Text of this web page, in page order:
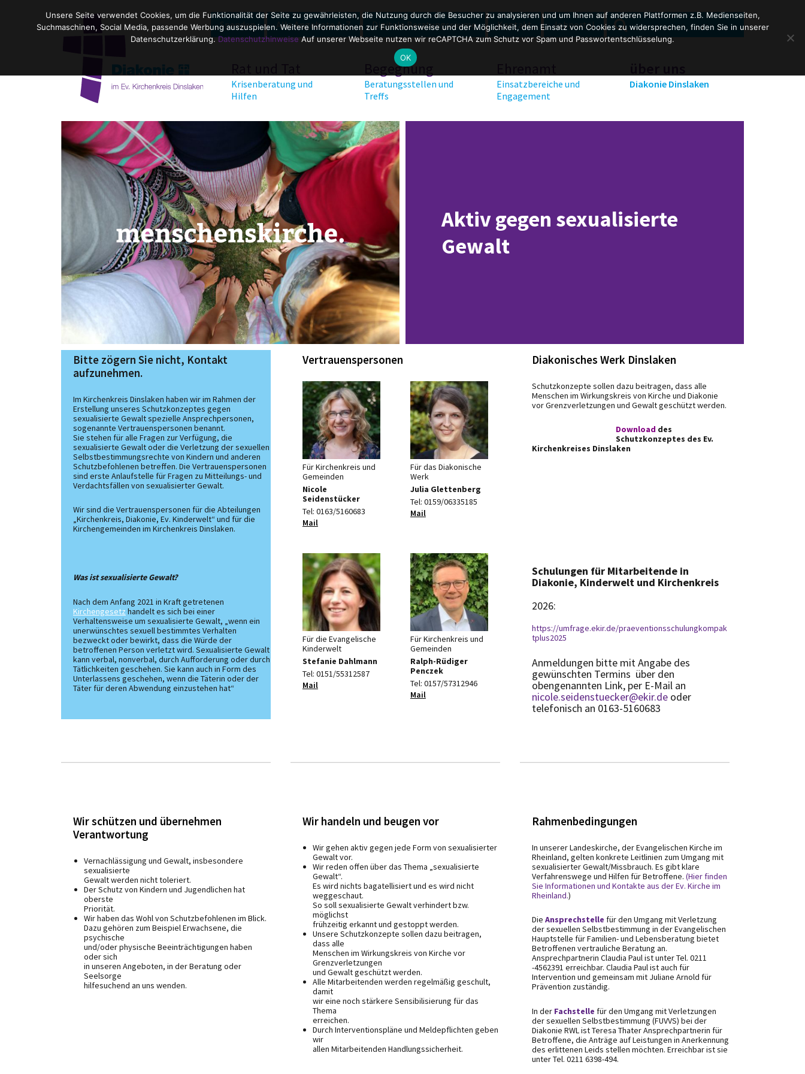
Krisenberatung und
Hilfen
Begegnung
Beratungsstellen und
Treffs
Einsatzbereiche und
Engagement
Diakonie Dinslaken
Spenden Alle Angebote A-Z Digitale Beratungsräume Kontakt Jobportal
Search
for:
SEARCH
Aktiv gegen sexualisierte
Gewalt
Bitte zögern Sie nicht, Kontakt
aufzunehmen.
Im Kirchenkreis Dinslaken haben wir im Rahmen der
Erstellung unseres Schutzkonzeptes gegen
sexualisierte Gewalt spezielle Ansprechpersonen,
sogenannte Vertrauenspersonen benannt.
Sie stehen für alle Fragen zur Verfügung, die
sexualisierte Gewalt oder die Verletzung der sexuellen
Selbstbestimmungsrechte von Kindern und anderen
Schutzbefohlenen betreffen. Die Vertrauenspersonen
sind erste Anlaufstelle für Fragen zu Mitteilungs- und
Verdachtsfällen von sexualisierter Gewalt.
Wir sind die Vertrauenspersonen für die Abteilungen
„Kirchenkreis, Diakonie, Ev. Kinderwelt“ und für die
Kirchengemeinden im Kirchenkreis Dinslaken.
Was ist sexualisierte Gewalt?
Nach dem Anfang 2021 in Kraft getretenen
Kirchengesetz handelt es sich bei einer
Verhaltensweise um sexualisierte Gewalt, „wenn ein
unerwünschtes sexuell bestimmtes Verhalten
bezweckt oder bewirkt, dass die Würde der
betroffenen Person verletzt wird. Sexualisierte Gewalt
kann verbal, nonverbal, durch Aufforderung oder durch
Tätlichkeiten geschehen. Sie kann auch in Form des
Unterlassens geschehen, wenn die Täterin oder der
Täter für deren Abwendung einzustehen hat“
Vertrauenspersonen
Für Kirchenkreis und
Gemeinden
Nicole
Seidenstücker
Tel: 0163/5160683
Mail
Für das Diakonische
Werk
Julia Glettenberg
Tel: 0159/06335185
Mail
Für die Evangelische
Kinderwelt
Stefanie Dahlmann
Tel: 0151/55312587
Mail
Für Kirchenkreis und
Gemeinden
Ralph-Rüdiger
Penczek
Tel: 0157/57312946
Mail
Diakonisches Werk Dinslaken
Schutzkonzepte sollen dazu beitragen, dass alle
Menschen im Wirkungskreis von Kirche und Diakonie
vor Grenzverletzungen und Gewalt geschützt werden.
Download des
Schutzkonzeptes des Ev.
Kirchenkreises Dinslaken
Schulungen für Mitarbeitende in
Diakonie, Kinderwelt und Kirchenkreis
2026:
https://umfrage.ekir.de/praeventionsschulungkompak
tplus2025
Anmeldungen bitte mit Angabe des
gewünschten Termins über den
obengenannten Link, per E-Mail an
nicole.seidenstuecker@ekir.deoder
telefonisch an 0163-5160683
Wir schützen und übernehmen
Verantwortung
Vernachlässigung und Gewalt, insbesondere
sexualisierte
Gewalt werden nicht toleriert.
Der Schutz von Kindern und Jugendlichen hat
oberste
Priorität.
Wir haben das Wohl von Schutzbefohlenen im Blick.
Dazu gehören zum Beispiel Erwachsene, die
psychische
und/oder physische Beeinträchtigungen haben
oder sich
in unseren Angeboten, in der Beratung oder
Seelsorge
hilfesuchend an uns wenden.
Wir handeln und beugen vor
Wir gehen aktiv gegen jede Form von sexualisierter
Gewalt vor.
Wir reden offen über das Thema „sexualisierte
Gewalt“.
Es wird nichts bagatellisiert und es wird nicht
weggeschaut.
So soll sexualisierte Gewalt verhindert bzw.
möglichst
frühzeitig erkannt und gestoppt werden.
Unsere Schutzkonzepte sollen dazu beitragen,
dass alle
Menschen im Wirkungskreis von Kirche vor
Grenzverletzungen
und Gewalt geschützt werden.
Alle Mitarbeitenden werden regelmäßig geschult,
damit
wir eine noch stärkere Sensibilisierung für das
Thema
erreichen.
Durch Interventionspläne und Meldepflichten geben
wir
allen Mitarbeitenden Handlungssicherheit.
Rahmenbedingungen
In unserer Landeskirche, der Evangelischen Kirche im
Rheinland, gelten konkrete Leitlinien zum Umgang mit
sexualisierter Gewalt/Missbrauch. Es gibt klare
Verfahrenswege und Hilfen für Betroffene. (Hier finden
Sie Informationen und Kontakte aus der Ev. Kirche im
Rheinland.)
Die Ansprechstelle für den Umgang mit Verletzung
der sexuellen Selbstbestimmung in der Evangelischen
Hauptstelle für Familien- und Lebensberatung bietet
Betroffenen vertrauliche Beratung an.
Ansprechpartnerin Claudia Paul ist unter Tel. 0211
-4562391 erreichbar. Claudia Paul ist auch für
Intervention und gemeinsam mit Juliane Arnold für
Prävention zuständig.
In der Fachstelle für den Umgang mit Verletzungen
der sexuellen Selbstbestimmung (FUVVS) bei der
Diakonie RWL ist Teresa Thater Ansprechpartnerin für
Betroffene, die Anträge auf Leistungen in Anerkennung
des erlittenen Leids stellen möchten. Erreichbar ist sie
unter Tel. 0211 6398-494.
Unsere Seite verwendet Cookies, um die Funktionalität der Seite zu gewährleisten, die Nutzung durch die Besucher zu analysieren und um Ihnen auf anderen Plattformen z.B. Medienseiten,
Suchmaschinen, Social Media, passende Werbung auszuspielen. Weitere Informationen zur Funktionsweise und der Möglichkeit, dem Einsatz von Cookies zu widersprechen, finden Sie in unserer
Datenschutzerklärung.DatenschutzhinweiseAuf unserer Webseite nutzen wir reCAPTCHA zum Schutz vor Spam und Passwortentschlüsselung.
OK